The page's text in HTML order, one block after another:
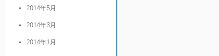
2014年5月
2014年3月
2014年1月